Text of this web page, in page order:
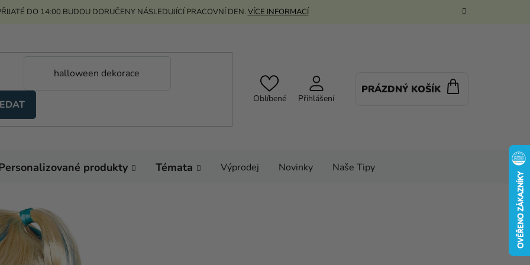
DO 14:00 BUDOU DORUČENY NÁSLEDUJÍCÍ PRACOVNÍ DEN. VÍCE INFORMACÍ
Oblíbené Přihlášení
PRÁZDNÝ KOŠÍK
produkty Témata Výprodej Novinky Naše Tipy